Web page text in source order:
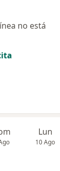
no está
Lun
10 Ago